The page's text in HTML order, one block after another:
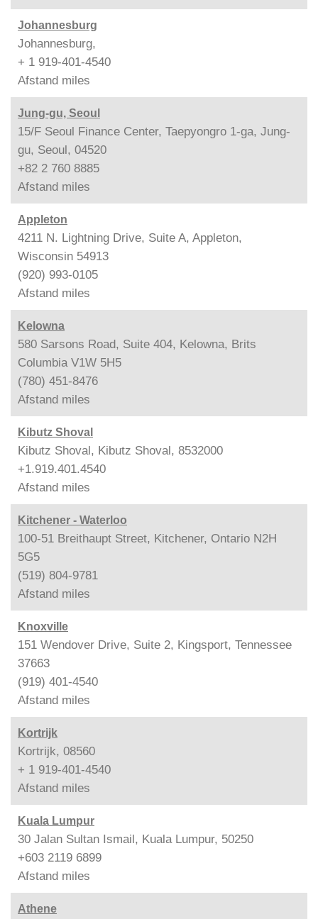
Johannesburg
Johannesburg,
+ 1 919-401-4540
Afstand miles
Jung-gu, Seoul
15/F Seoul Finance Center, Taepyongro 1-ga, Jung-
gu, Seoul, 04520
+82 2 760 8885
Afstand miles
Appleton
4211 N. Lightning Drive, Suite A, Appleton,
Wisconsin 54913
(920) 993-0105
Afstand miles
Kelowna
580 Sarsons Road, Suite 404, Kelowna, Brits
Columbia V1W 5H5
(780) 451-8476
Afstand miles
Kibutz Shoval
Kibutz Shoval, Kibutz Shoval, 8532000
+1.919.401.4540
Afstand miles
Kitchener - Waterloo
100-51 Breithaupt Street, Kitchener, Ontario N2H
5G5
(519) 804-9781
Afstand miles
Knoxville
151 Wendover Drive, Suite 2, Kingsport, Tennessee
37663
(919) 401-4540
Afstand miles
Kortrijk
Kortrijk, 08560
+ 1 919-401-4540
Afstand miles
Kuala Lumpur
30 Jalan Sultan Ismail, Kuala Lumpur, 50250
+603 2119 6899
Afstand miles
Athene